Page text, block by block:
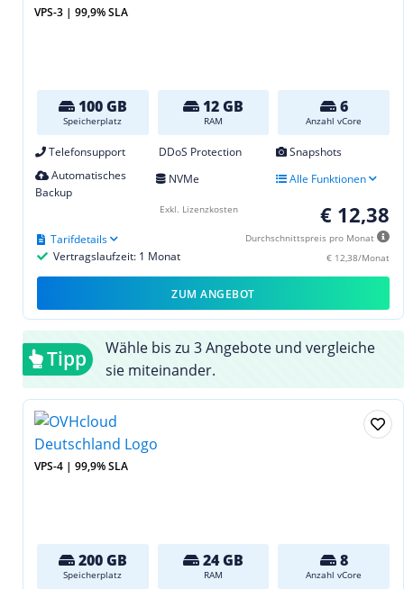
VPS-3 | 99,9% SLA
100 GB
Speicherplatz
12 GB
RAM
6
Anzahl vCore
Telefonsupport DDoS Protection
Snapshots
Automatisches
Backup
NVMe Alle Funktionen
€ 12,38
Durchschnittspreis pro Monat
€ 12,38/Monat
Vertragslaufzeit: 1 Monat
Tarifdetails
Exkl. Lizenzkosten
ZUM ANGEBOT
Tipp
Wähle bis zu 3 Angebote und vergleiche
sie miteinander.
VPS-4 | 99,9% SLA
200 GB
Speicherplatz
24 GB
RAM
8
Anzahl vCore